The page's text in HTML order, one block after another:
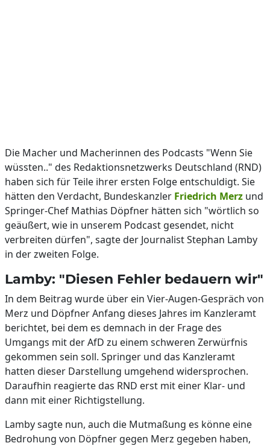
Die Macher und Macherinnen des Podcasts "Wenn Sie
wüssten.." des Redaktionsnetzwerks Deutschland (RND)
haben sich für Teile ihrer ersten Folge entschuldigt. Sie
hätten den Verdacht, Bundeskanzler Friedrich Merz und
Springer-Chef Mathias Döpfner hätten sich "wörtlich so
geäußert, wie in unserem Podcast gesendet, nicht
verbreiten dürfen", sagte der Journalist Stephan Lamby
in der zweiten Folge.
Lamby: "Diesen Fehler bedauern wir"
In dem Beitrag wurde über ein Vier-Augen-Gespräch von
Merz und Döpfner Anfang dieses Jahres im Kanzleramt
berichtet, bei dem es demnach in der Frage des
Umgangs mit der AfD zu einem schweren Zerwürfnis
gekommen sein soll. Springer und das Kanzleramt
hatten dieser Darstellung umgehend widersprochen.
Daraufhin reagierte das RND erst mit einer Klar- und
dann mit einer Richtigstellung.
Lamby sagte nun, auch die Mutmaßung es könne eine
Bedrohung von Döpfner gegen Merz gegeben haben,